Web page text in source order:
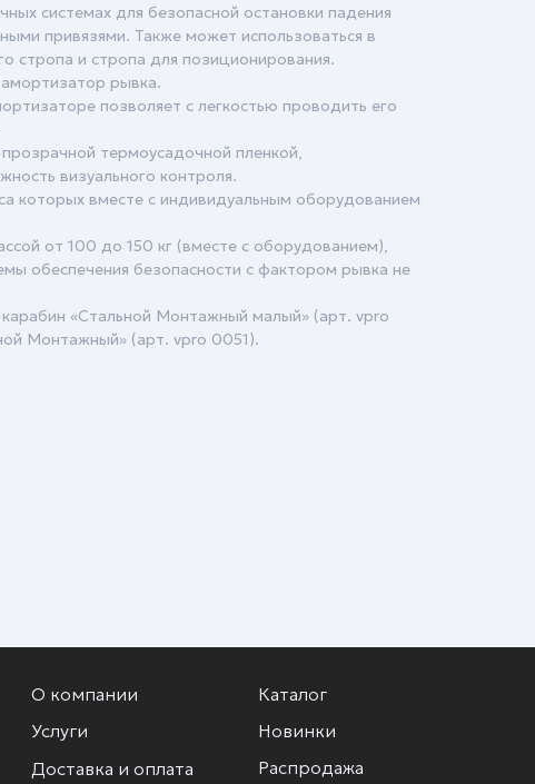
системах для безопасной остановки падения
привязями. Также может использоваться в
стропа и стропа для позиционирования.
рывка.
позволяет с легкостью проводить его
термоусадочной пленкой,
визуального контроля.
которых вместе с индивидуальным оборудованием
от 100 до 150 кг (вместе с оборудованием),
обеспечения безопасности с фактором рывка не
«Стальной Монтажный малый» (арт. vpro
Монтажный» (арт. vpro 0051).
О компании
Услуги
Доставка и оплата
Каталог
Новинки
Распродажа